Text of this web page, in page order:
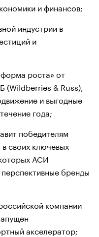
и финансов;
индустрии в
и
роста» от
(Wildberries & Russ),
и выгодные
года;
победителям
своих ключевых
АСИ
бренды
компании
акселератор;